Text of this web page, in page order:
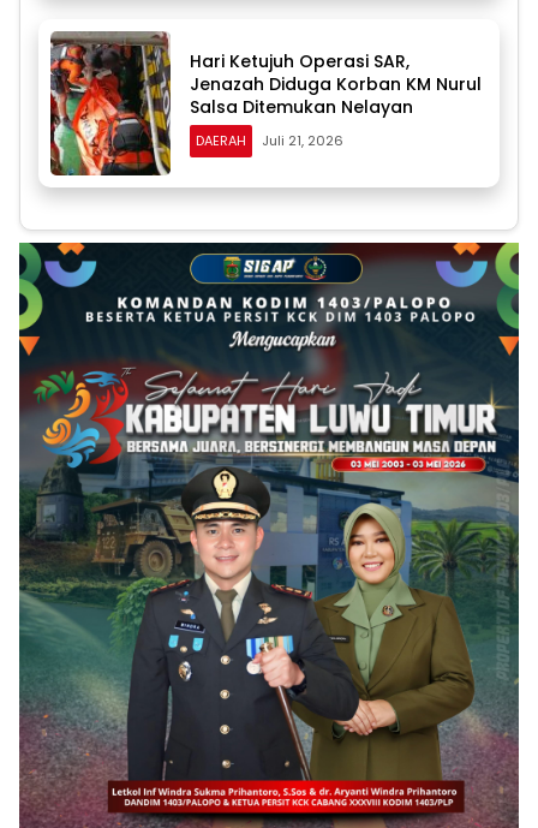
Hari Ketujuh Operasi SAR,
Jenazah Diduga Korban KM Nurul
Salsa Ditemukan Nelayan
DAERAH Juli 21, 2026